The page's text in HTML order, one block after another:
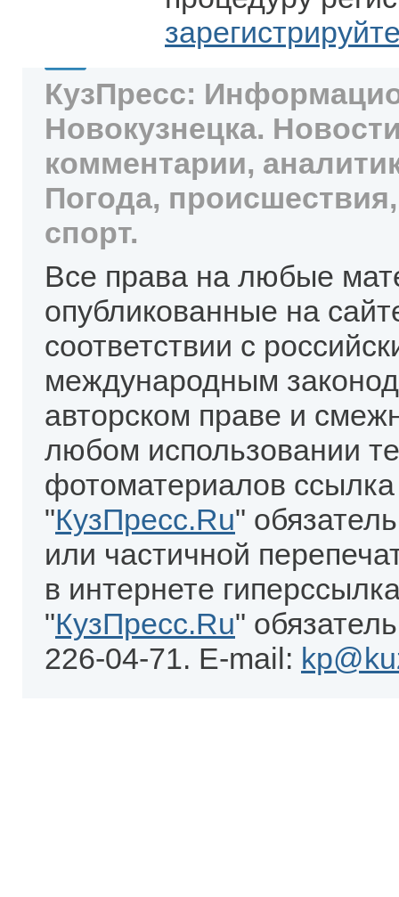
КузПресс:
Новокузнецка.
комментарии,
Погода,
спорт.
Все права на любые
опубликованные на
соответствии с
международным
авторском праве и
любом использовании
фотоматериалов
"КузПресс.Ru"
или частичной
в интернете
"КузПресс.Ru"
226-04-71. E-mail: